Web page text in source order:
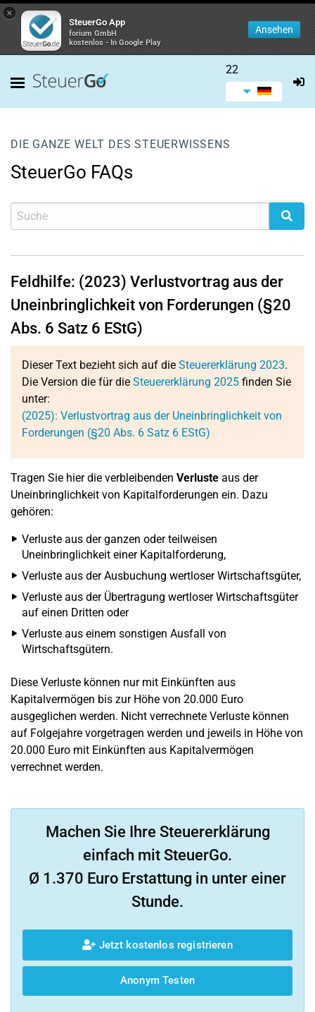
×
SteuerGo App
forium GmbH
kostenlos - In Google Play
Ansehen
22
DIE GANZE WELT DES STEUERWISSENS
SteuerGo FAQs
Feldhilfe: (2023) Verlustvortrag aus der
Uneinbringlichkeit von Forderungen (§20
Abs. 6 Satz 6 EStG)
Dieser Text bezieht sich auf die Steuererklärung 2023.
Die Version die für die Steuererklärung 2025 finden Sie
unter:
(2025): Verlustvortrag aus der Uneinbringlichkeit von
Forderungen (§20 Abs. 6 Satz 6 EStG)
Tragen Sie hier die verbleibenden Verluste aus der
Uneinbringlichkeit von Kapitalforderungen ein. Dazu
gehören:
Verluste aus der ganzen oder teilweisen
Uneinbringlichkeit einer Kapitalforderung,
Verluste aus der Ausbuchung wertloser Wirtschaftsgüter,
Verluste aus der Übertragung wertloser Wirtschaftsgüter
auf einen Dritten oder
Verluste aus einem sonstigen Ausfall von
Wirtschaftsgütern.
Diese Verluste können nur mit Einkünften aus
Kapitalvermögen bis zur Höhe von 20.000 Euro
ausgeglichen werden. Nicht verrechnete Verluste können
auf Folgejahre vorgetragen werden und jeweils in Höhe von
20.000 Euro mit Einkünften aus Kapitalvermögen
verrechnet werden.
Machen Sie Ihre Steuererklärung
einfach mit SteuerGo.
Ø 1.370 Euro Erstattung in unter einer
Stunde.
Jetzt kostenlos registrieren
Anonym Testen